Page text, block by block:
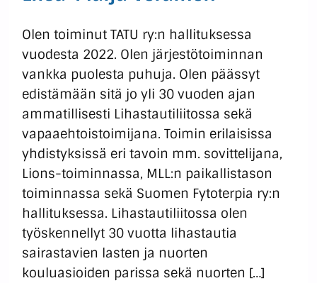
Olen toiminut TATU ry:n hallituksessa
vuodesta 2022. Olen järjestötoiminnan
vankka puolesta puhuja. Olen päässyt
edistämään sitä jo yli 30 vuoden ajan
ammatillisesti Lihastautiliitossa sekä
vapaaehtoistoimijana. Toimin erilaisissa
yhdistyksissä eri tavoin mm. sovittelijana,
Lions-toiminnassa, MLL:n paikallistason
toiminnassa sekä Suomen Fytoterpia ry:n
hallituksessa. Lihastautiliitossa olen
työskennellyt 30 vuotta lihastautia
sairastavien lasten ja nuorten
kouluasioiden parissa sekä nuorten […]